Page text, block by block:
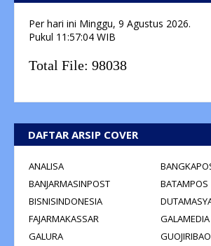
Per hari ini Minggu, 9 Agustus 2026.
Pukul 11:57:04 WIB
Total File: 98038
DAFTAR ARSIP COVER
ANALISA
BANJARMASINPOST
BATAMPOS
BISNISINDONESIA
FAJARMAKASSAR
GALAMEDIA
GALURA
GUOJIRIBAO